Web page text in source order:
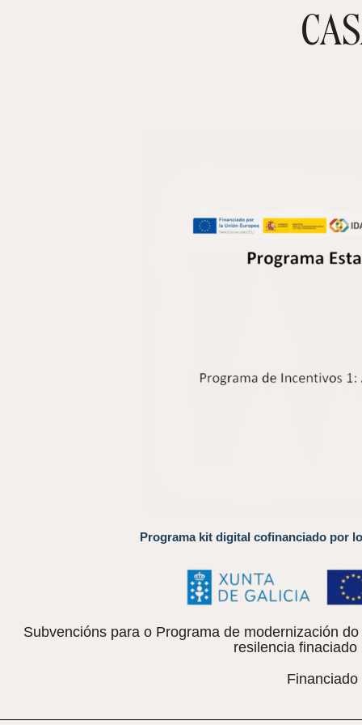
Programa kit digital cofinanciado por
Subvencións para o Programa de modernización
resilencia